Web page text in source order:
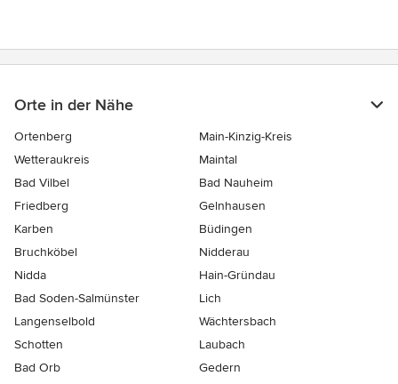
Orte in der Nähe
Ortenberg
Main-Kinzig-Kreis
Wetteraukreis
Maintal
Bad Vilbel
Bad Nauheim
Friedberg
Gelnhausen
Karben
Büdingen
Bruchköbel
Nidderau
Nidda
Hain-Gründau
Bad Soden-Salmünster
Lich
Langenselbold
Wächtersbach
Schotten
Laubach
Bad Orb
Gedern